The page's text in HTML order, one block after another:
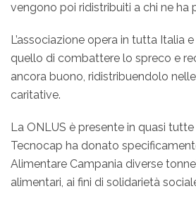
vengono poi ridistribuiti a chi ne ha
L’associazione opera in tutta Italia
quello di combattere lo spreco e
ancora buono, ridistribuendolo
caritative.
La ONLUS è presente in quasi
Tecnocap ha donato
Alimentare Campania diverse
alimentari, ai fini di solidarietà